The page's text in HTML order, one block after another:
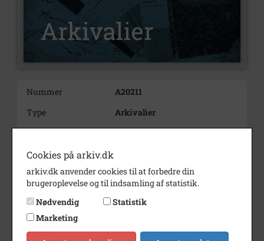
Nummer
A20211
Type
Arkivalier
Beskrivelse
Spildopmagerne, Langagervej,
Kalundborg
Langagervej
Født/stiftet
1966
Periode
1960 - 1995
Cookies på arkiv.dk
arkiv.dk anvender cookies til at forbedre din
brugeroplevelse og til indsamling af statistik.
Nødvendig
Statistik
Marketing